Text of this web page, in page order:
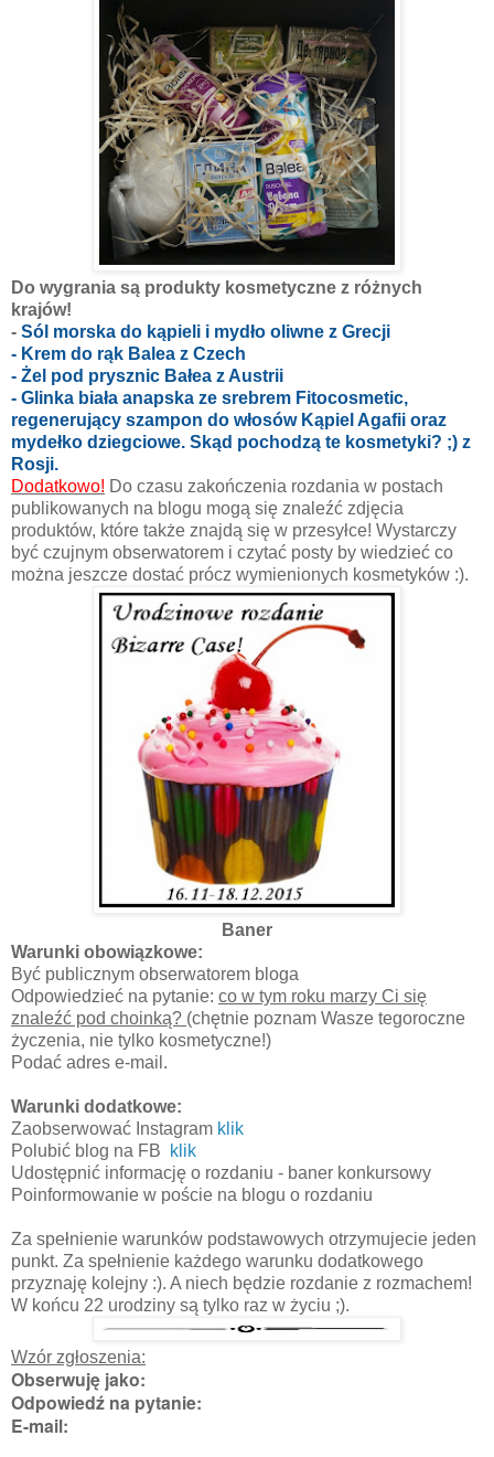
Do wygrania są produkty kosmetyczne z różnych
krajów!
- Sól morska do kąpieli i mydło oliwne z Grecji
- Krem do rąk Balea z Czech
- Żel pod prysznic Bałea z Austrii
- Glinka biała anapska ze srebrem Fitocosmetic,
regenerujący szampon do włosów Kąpiel Agafii oraz
mydełko dziegciowe. Skąd pochodzą te kosmetyki? ;) z
Rosji.
Dodatkowo! Do czasu zakończenia rozdania w postach
publikowanych na blogu mogą się znaleźć zdjęcia
produktów, które także znajdą się w przesyłce! Wystarczy
być czujnym obserwatorem i czytać posty by wiedzieć co
można jeszcze dostać prócz wymienionych kosmetyków :).
Baner
Warunki obowiązkowe:
Być publicznym obserwatorem bloga
Odpowiedzieć na pytanie: co w tym roku marzy Ci się
znaleźć pod choinką? (chętnie poznam Wasze tegoroczne
życzenia, nie tylko kosmetyczne!)
Podać adres e-mail.
Warunki dodatkowe:
Zaobserwować Instagram klik
Polubić blog na FB
klik
Udostępnić informację o rozdaniu - baner konkursowy
Poinformowanie w poście na blogu o rozdaniu
Za spełnienie warunków podstawowych otrzymujecie jeden
punkt. Za spełnienie każdego warunku dodatkowego
przyznaję kolejny :). A niech będzie rozdanie z rozmachem!
W końcu 22 urodziny są tylko raz w życiu ;).
Wzór zgłoszenia:
Obserwuję jako:
Odpowiedź na pytanie:
E-mail: